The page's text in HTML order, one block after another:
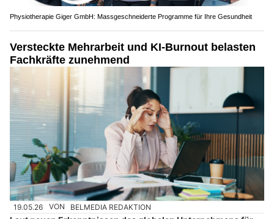
Physiotherapie Giger GmbH: Massgeschneiderte Programme für Ihre Gesundheit
Versteckte Mehrarbeit und KI-Burnout belasten
Fachkräfte zunehmend
19.05.26 VON BELMEDIA REDAKTION